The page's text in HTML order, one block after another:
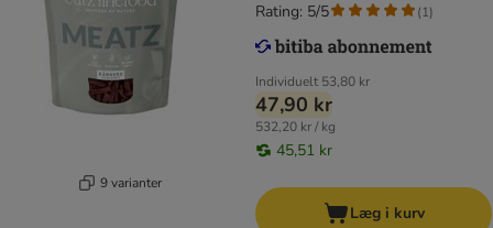
9 varianter
Individuelt 53,80 kr
47,90 kr
532,20 kr / kg
45,51 kr
Rating: 5/5 (1)
Læg i kurv